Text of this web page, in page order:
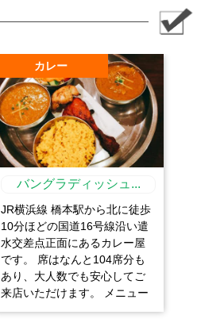
カレー
バングラディッシュ...
JR横浜線 橋本駅から北に徒歩
10分ほどの国道16号線沿い遣
水交差点正面にあるカレー屋
です。 席はなんと104席分も
あり、大人数でも安心してご
来店いただけます。 メニュー
は44種類のカレー以外にイン